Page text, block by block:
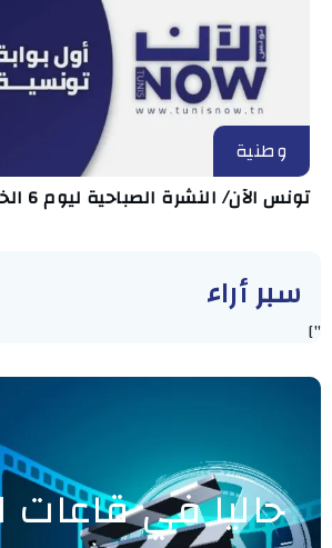
وطنية
تونس الآن/ النشرة الصباحية ليوم 6 الخميس أوت 2026
سبر أراء
"]
حاليا في قاعات